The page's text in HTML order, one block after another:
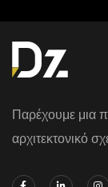
Παρέχουμε μια
αρχιτεκτονικό